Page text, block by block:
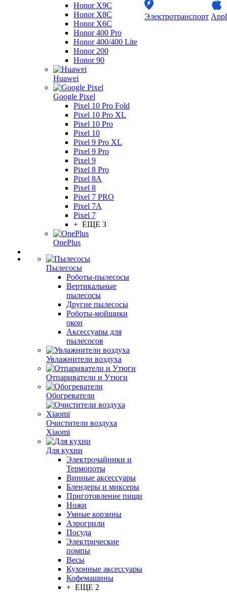
Honor X9C
Honor X8C
Honor X6C
Honor 400 Pro
Honor 400/400 Lite
Honor 200
Honor 90
Huawei
Google Pixel
Pixel 10 Pro Fold
Pixel 10 Pro XL
Pixel 10 Pro
Pixel 10
Pixel 9 Pro XL
Pixel 9 Pro
Pixel 9
Pixel 8 Pro
Pixel 8A
Pixel 8
Pixel 7 PRO
Pixel 7A
Pixel 7
+ ЕЩЕ 3
OnePlus
Пылесосы
Роботы-пылесосы
Вертикальные
пылесосы
Другие пылесосы
Роботы-мойщики
окон
Аксессуары для
пылесосов
Увлажнители воздуха
Отпариватели и Утюги
Обогреватели
Очистители воздуха
Xiaomi
Для кухни
Электрочайники и
Термопоты
Винные аксессуары
Блендеры и миксеры
Приготовление пищи
Ножи
Умные корзины
Аэрогрили
Посуда
Электрические
помпы
Весы
Кухонные аксессуары
Кофемашины
+ ЕЩЕ 2
Электротранспорт